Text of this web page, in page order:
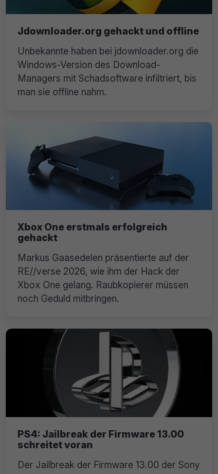
Jdownloader.org gehackt und offline
Unbekannte haben bei jdownloader.org die
Windows-Version des Download-
Managers mit Schadsoftware infiltriert, bis
man sie offline nahm.
Xbox One erstmals erfolgreich
gehackt
Markus Gaasedelen präsentierte auf der
RE//verse 2026, wie ihm der Hack der
Xbox One gelang. Raubkopierer müssen
noch Geduld mitbringen.
PS4: Jailbreak der Firmware 13.00
schreitet voran
Der Jailbreak der Firmware 13.00 der Sony